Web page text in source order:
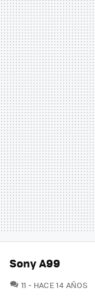
Sony A99
11 COMENTARIOS
HACE 14 AÑOS